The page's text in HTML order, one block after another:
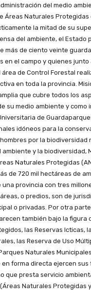
del medio
Áreas Naturales
la mitad de su
del ambiente, el Estado
más de ciento veinte
en el campo y quienes
área de Control Forestal
en toda la provincia.
que cubre todos los
su medio ambiente y como
de
idóneos para la
por la biodiversidad
y la biodiversidad,
Naturales Protegidas
de 720 mil hectáreas de
una provincia con tres
o predios, son de
o privadas. Por otra
también bajo la figura
las Reservas Icticas,
las Reserva de Uso
Naturales
en forma directa ejercen sus
que presta servicio
Naturales Protegidas